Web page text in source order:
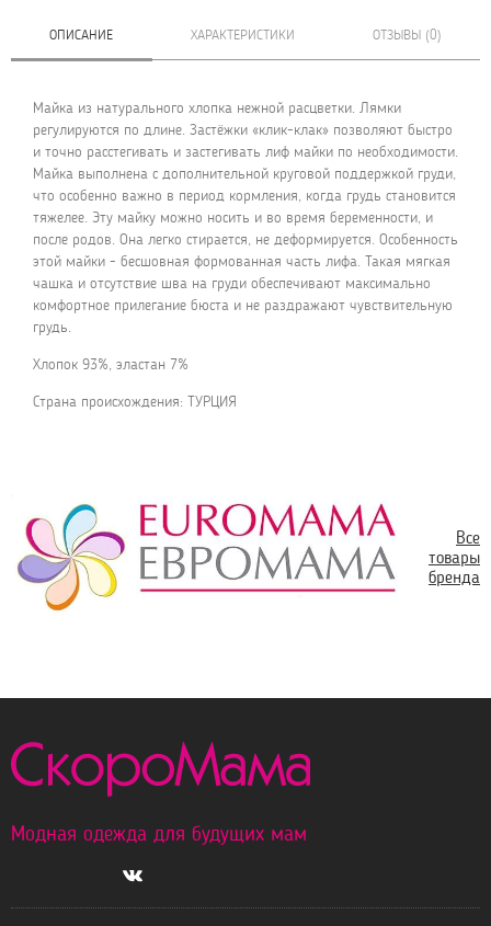
ОПИСАНИЕ ХАРАКТЕРИСТИКИ ОТЗЫВЫ (0)
Майка из натурального хлопка нежной расцветки. Лямки
регулируются по длине. Застёжки «клик-клак» позволяют быстро
и точно расстегивать и застегивать лиф майки по необходимости.
Майка выполнена с дополнительной круговой поддержкой груди,
что особенно важно в период кормления, когда грудь становится
тяжелее. Эту майку можно носить и во время беременности, и
после родов. Она легко стирается, не деформируется. Особенность
этой майки - бесшовная формованная часть лифа. Такая мягкая
чашка и отсутствие шва на груди обеспечивают максимально
комфортное прилегание бюста и не раздражают чувствительную
грудь.
Хлопок 93%, эластан 7%
Страна происхождения: ТУРЦИЯ
Все
товары
бренда
Модная одежда для будущих мам